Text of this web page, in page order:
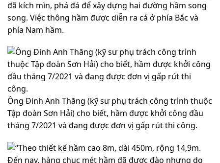
đã kích mìn, phá đá để xây dựng hai đường hầm song
song. Việc thông hầm được diễn ra cả ở phía Bắc và
phía Nam hầm.
Ông Đinh Anh Thăng (kỹ sư phụ trách công trình thuộc
Tập đoàn Sơn Hải) cho biết, hầm được khởi công đầu
tháng 7/2021 và đang được đơn vị gấp rút thi công.